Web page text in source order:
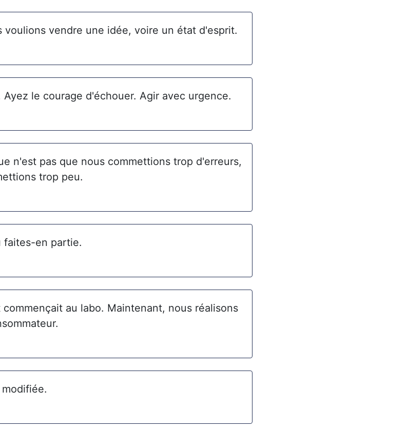
voulions vendre une idée, voire un état d'esprit.
le courage d'échouer. Agir avec urgence.
n'est pas que nous commettions trop d'erreurs,
trop peu.
faites-en partie.
au labo. Maintenant, nous réalisons